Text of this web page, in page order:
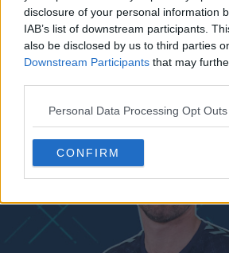
disclosure of your personal information
IAB’s list of downstream participants.
also be disclosed by us to third parties
Downstream Participants that may
Personal Data Processing Opt Outs
CONFIRM